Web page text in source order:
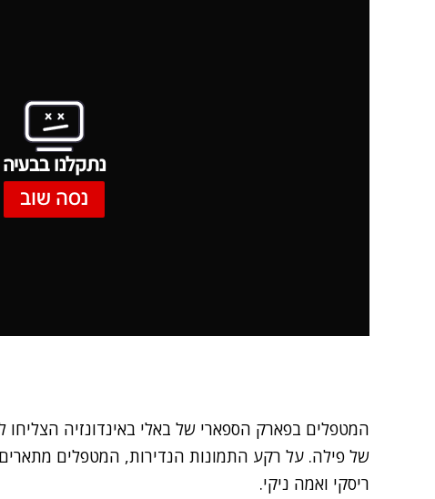
נתקלנו בבעיה
נסה שוב
המטפלים בפארק הספארי של באלי באינדונזיה
של פילה. על רקע התמונות הנדירות, המטפלים
ריסקי ואמה ניקי.